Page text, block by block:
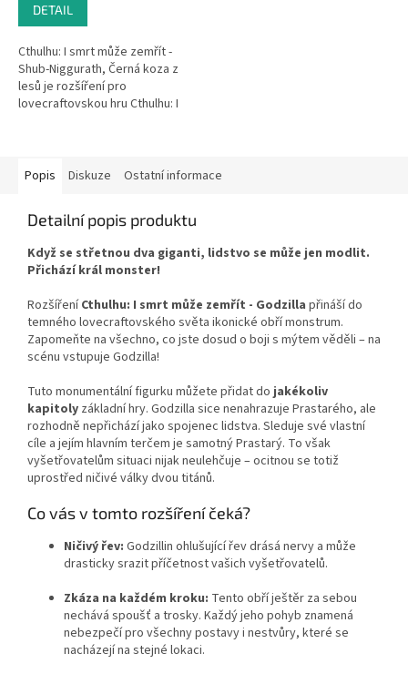
DETAIL
Cthulhu: I smrt může zemřít -
Shub-Niggurath, Černá koza z
lesů je rozšíření pro
lovecraftovskou hru Cthulhu: I
Popis
Diskuze Ostatní informace
Detailní popis produktu
Když se střetnou dva giganti, lidstvo se může jen modlit.
Přichází král monster!
RozšířeníCthulhu: I smrt může zemřít - Godzilla přináší do
temného lovecraftovského světa ikonické obří monstrum.
Zapomeňte na všechno, co jste dosud o boji s mýtem věděli – na
scénu vstupuje Godzilla!
Tuto monumentální figurku můžete přidat do jakékoliv
kapitoly základní hry. Godzilla sice nenahrazuje Prastarého, ale
rozhodně nepřichází jako spojenec lidstva. Sleduje své vlastní
cíle a jejím hlavním terčem je samotný Prastarý. To však
vyšetřovatelům situaci nijak neulehčuje – ocitnou se totiž
uprostřed ničivé války dvou titánů.
Co vás v tomto rozšíření čeká?
Ničivý řev: Godzillin ohlušující řev drásá nervy a může
drasticky srazit příčetnost vašich vyšetřovatelů.
Zkáza na každém kroku: Tento obří ještěr za sebou
nechává spoušť a trosky. Každý jeho pohyb znamená
nebezpečí pro všechny postavy i nestvůry, které se
nacházejí na stejné lokaci.